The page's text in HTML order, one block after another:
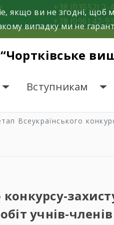
+38 (03552) 2-
+38 (096) 42-
Вступникам
Всеукраїнського
конкурсу-
учнів-
якщо ви не згодні, щоб
випадку ми не